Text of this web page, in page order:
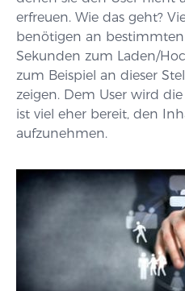
erfreuen. Wie das geht?
benötigen an
Sekunden zum Laden/
zum Beispiel an dieser
zeigen. Dem User wird
ist viel eher bereit, den
aufzunehmen.